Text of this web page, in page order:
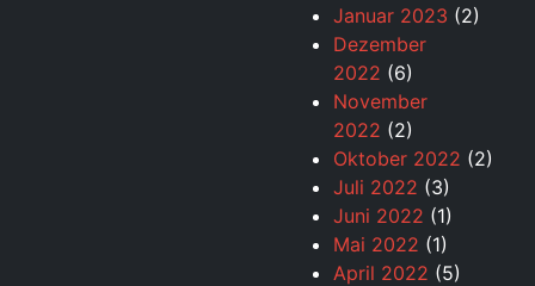
Januar 2023 (2)
Dezember
2022 (6)
November
2022 (2)
Oktober 2022 (2)
Juli 2022 (3)
Juni 2022 (1)
Mai 2022 (1)
April 2022 (5)